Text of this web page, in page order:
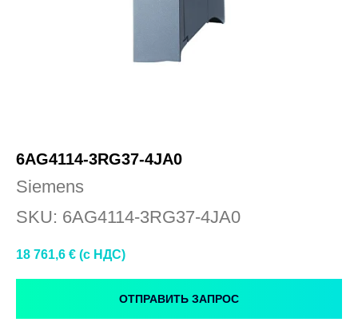
6AG4114-3RG37-4JA0
Siemens
SKU: 6AG4114-3RG37-4JA0
18 761,6 € (c НДС)
ОТПРАВИТЬ ЗАПРОС